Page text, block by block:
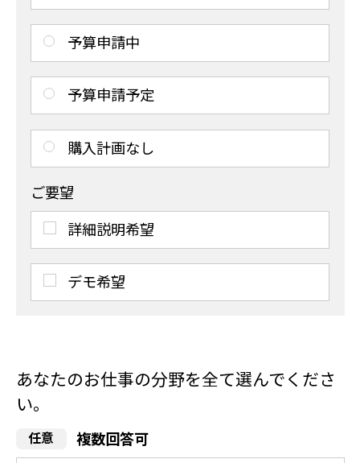
予算申請中
予算申請予定
購入計画なし
ご要望
詳細説明希望
デモ希望
あなたのお仕事の分野を全て選んでくださ
い。
複数回答可